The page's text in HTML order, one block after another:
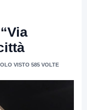
VISTO 585 VOLTE